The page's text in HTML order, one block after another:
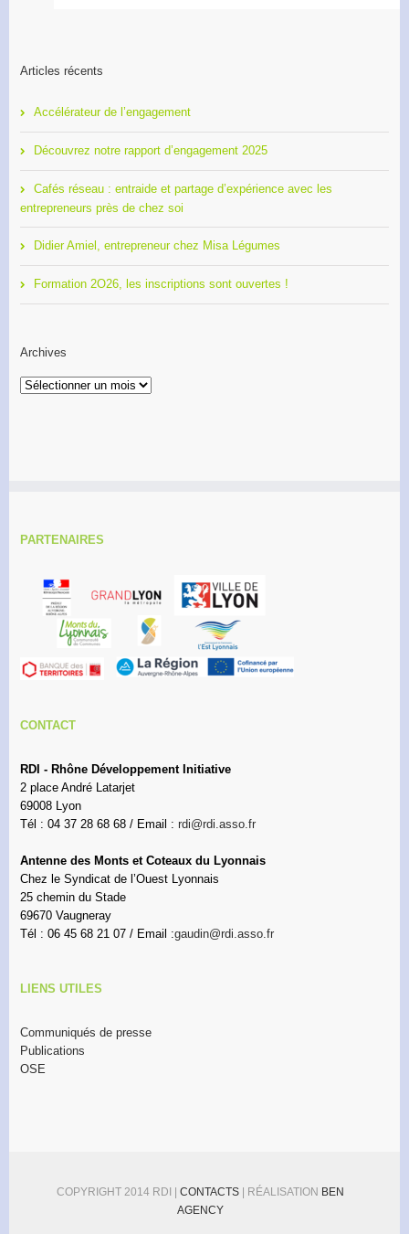
Articles récents
Accélérateur de l’engagement
Découvrez notre rapport d’engagement 2025
Cafés réseau : entraide et partage d’expérience avec les
entrepreneurs près de chez soi
Didier Amiel, entrepreneur chez Misa Légumes
Formation 2O26, les inscriptions sont ouvertes !
Archives
Archives
PARTENAIRES
CONTACT
RDI - Rhône Développement Initiative
2 place André Latarjet
69008 Lyon
Tél : 04 37 28 68 68 / Email : rdi@rdi.asso.fr
Antenne des Monts et Coteaux du Lyonnais
Chez le Syndicat de l’Ouest Lyonnais
25 chemin du Stade
69670 Vaugneray
Tél : 06 45 68 21 07 / Email :gaudin@rdi.asso.fr
LIENS UTILES
Communiqués de presse
Publications
OSE
COPYRIGHT 2014 RDI | CONTACTS | RÉALISATION BEN
AGENCY